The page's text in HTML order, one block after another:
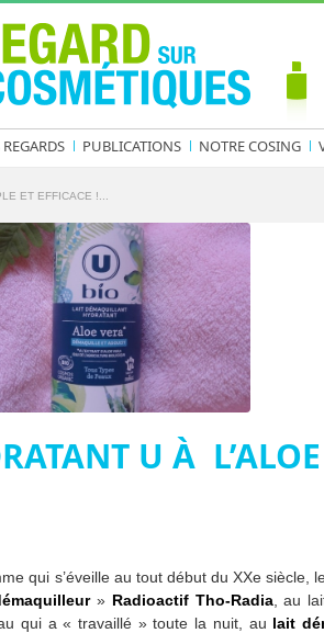
PUBLICATIONS NOTRE COSING
ET EFFICACE !...
U À
qui s’éveille au tout début du XXe siècle,
» Radioactif Tho-Radia, au
qui a « travaillé » toute la nuit, au lait